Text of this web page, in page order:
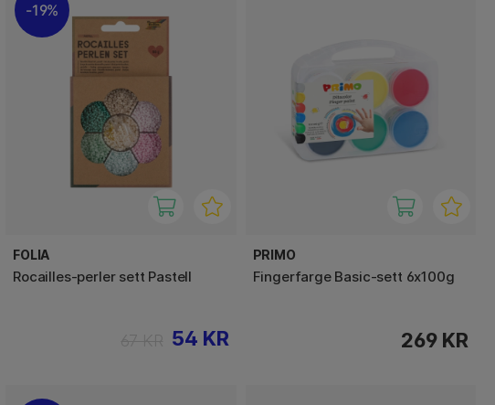
19%
FOLIA
Rocailles-perler sett Pastell
54 KR
PRIMO
Fingerfarge Basic-sett 6x100g
269 KR